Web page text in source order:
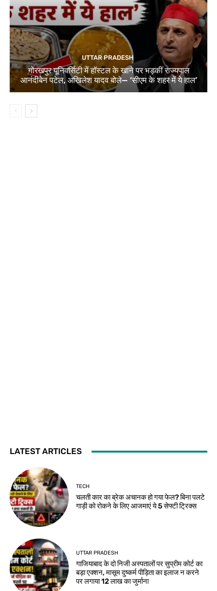
UTTAR PRADESH
गोरखपुर यूनिवर्सिटी में हॉस्टल के खाने पर भड़कीं राज्यपाल
आनंदीबेन पटेल, अखिलेश यादव बोले— ‘सीएम के शहर में ये हाल’
LATEST ARTICLES
TECH
चलती कार का ब्रेक अचानक हो गया फेल? बिना पलटे
गाड़ी को रोकने के लिए आजमाएं ये 5 सेफ्टी ट्रिक्स
UTTAR PRADESH
गाजियाबाद के दो निजी अस्पतालों पर सुप्रीम कोर्ट का
बड़ा एक्शन, मासूम दुष्कर्म पीड़िता का इलाज न करने
पर लगाया 12 लाख का जुर्माना